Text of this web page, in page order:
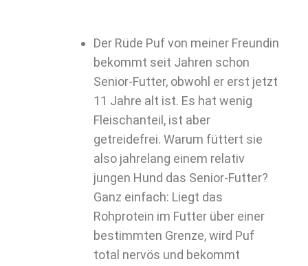
Der Rüde Puf von meiner Freundin
bekommt seit Jahren schon
Senior-Futter, obwohl er erst jetzt
11 Jahre alt ist. Es hat wenig
Fleischanteil, ist aber
getreidefrei. Warum füttert sie
also jahrelang einem relativ
jungen Hund das Senior-Futter?
Ganz einfach: Liegt das
Rohprotein im Futter über einer
bestimmten Grenze, wird Puf
total nervös und bekommt